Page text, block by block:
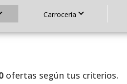
Carrocería
ofertas según tus criterios.